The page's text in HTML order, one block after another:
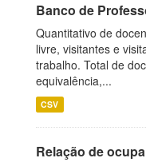
Banco de
Quantitativo de
livre, visitantes e
trabalho. Total de
equivalência,...
CSV
Relação de